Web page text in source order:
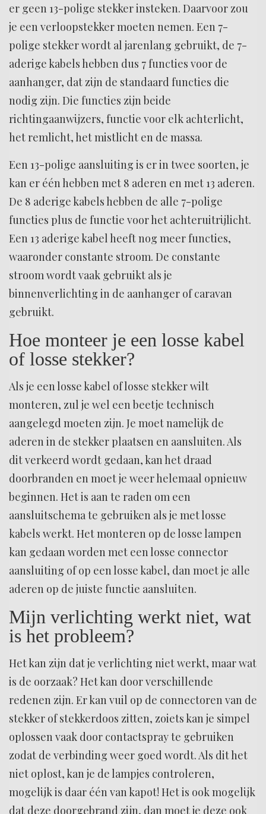
er geen 13-polige stekker insteken. Daarvoor zou
je een verloopstekker moeten nemen. Een 7-
polige stekker wordt al jarenlang gebruikt, de 7-
aderige kabels hebben dus 7 functies voor de
aanhanger, dat zijn de standaard functies die
nodig zijn. Die functies zijn beide
richtingaanwijzers, functie voor elk achterlicht,
het remlicht, het mistlicht en de massa.
Een 13-polige aansluiting is er in twee soorten, je
kan er één hebben met 8 aderen en met 13 aderen.
De 8 aderige kabels hebben de alle 7-polige
functies plus de functie voor het achteruitrijlicht.
Een 13 aderige kabel heeft nog meer functies,
waaronder constante stroom. De constante
stroom wordt vaak gebruikt als je
binnenverlichting in de aanhanger of caravan
gebruikt.
Hoe monteer je een losse kabel
of losse stekker?
Als je een losse kabel of losse stekker wilt
monteren, zul je wel een beetje technisch
aangelegd moeten zijn. Je moet namelijk de
aderen in de stekker plaatsen en aansluiten. Als
dit verkeerd wordt gedaan, kan het draad
doorbranden en moet je weer helemaal opnieuw
beginnen. Het is aan te raden om een
aansluitschema te gebruiken als je met losse
kabels werkt. Het monteren op de losse lampen
kan gedaan worden met een losse connector
aansluiting of op een losse kabel, dan moet je alle
aderen op de juiste functie aansluiten.
Mijn verlichting werkt niet, wat
is het probleem?
Het kan zijn dat je verlichting niet werkt, maar wat
is de oorzaak? Het kan door verschillende
redenen zijn. Er kan vuil op de connectoren van de
stekker of stekkerdoos zitten, zoiets kan je simpel
oplossen vaak door contactspray te gebruiken
zodat de verbinding weer goed wordt. Als dit het
niet oplost, kan je de lampjes controleren,
mogelijk is daar één van kapot! Het is ook mogelijk
dat deze doorgebrand zijn, dan moet je deze ook